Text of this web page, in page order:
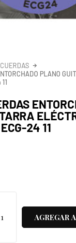
PLANO
24 11
AGREGAR